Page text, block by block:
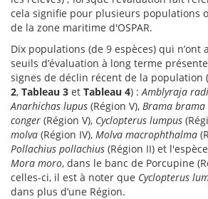
cela signifie pour plusieurs populations
de la zone maritime d'OSPAR.
Dix populations (de 9 espèces) qui n’ont
seuils d’évaluation à long terme
signes de déclin récent de la population (
2, Tableau 3 et Tableau 4) : Amblyraja
Anarhichas lupus (Région V), Brama brama
conger (Région V), Cyclopterus lumpus
molva (Région IV), Molva macrophthalma
Pollachius pollachius (Région II) et
Mora moro, dans le banc de Porcupine
celles-ci, il est à noter que Cyclopterus
dans plus d’une Région.